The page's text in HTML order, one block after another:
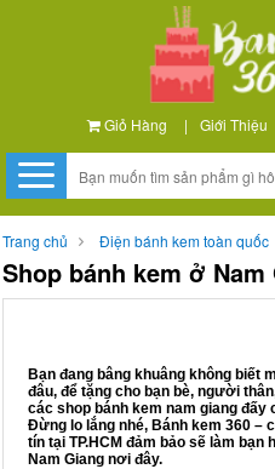
Giỏ Hàng | Giới Thiệu
Trang chủ Điện bánh kem toàn quốc
Shop bánh kem ở Nam
Bạn đang bâng khuâng không biết
đâu, để tặng cho bạn bè, người
các shop bánh kem nam giang
Đừng lo lắng nhé, Bánh kem 360 –
tín tại TP.HCM đảm bảo sẽ làm
Nam Giang nơi đây.